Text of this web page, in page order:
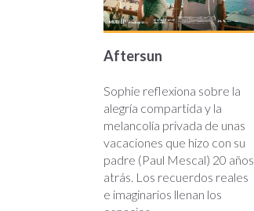
Aftersun
Sophie reflexiona sobre la
alegría compartida y la
melancolía privada de unas
vacaciones que hizo con su
padre (Paul Mescal) 20 años
atrás. Los recuerdos reales
e imaginarios llenan los